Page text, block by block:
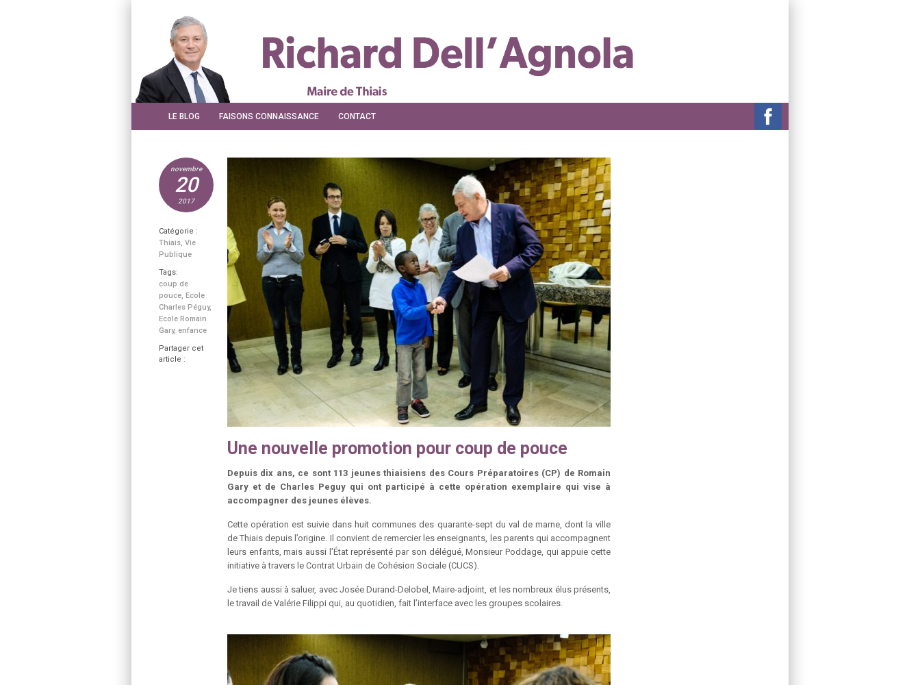
LE BLOG FAISONS CONNAISSANCE CONTACT
novembre
20
2017
Catégorie :
Thiais, Vie
Publique
Tags:
coup de
pouce, Ecole
Charles Péguy,
Ecole Romain
Gary, enfance
Partager cet
article :
Une nouvelle promotion pour coup de pouce
Depuis dix ans, ce sont 113 jeunes thiaisiens des Cours Préparatoires (CP) de Romain
Gary et de Charles Peguy qui ont participé à cette opération exemplaire qui vise à
accompagner des jeunes élèves.
Cette opération est suivie dans huit communes des quarante-sept du val de marne, dont la ville
de Thiais depuis l’origine. Il convient de remercier les enseignants, les parents qui accompagnent
leurs enfants, mais aussi l’État représenté par son délégué, Monsieur Poddage, qui appuie cette
initiative à travers le Contrat Urbain de Cohésion Sociale (CUCS).
Je tiens aussi à saluer, avec Josée Durand-Delobel, Maire-adjoint, et les nombreux élus présents,
le travail de Valérie Filippi qui, au quotidien, fait l’interface avec les groupes scolaires.